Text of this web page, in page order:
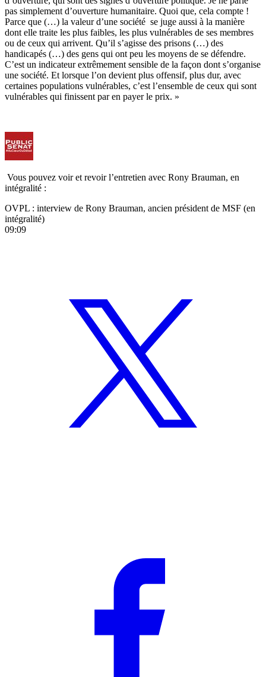
pas simplement d’ouverture humanitaire. Quoi que, cela compte !
Parce que (…) la valeur d’une société se juge aussi à la manière
dont elle traite les plus faibles, les plus vulnérables de ses membres
ou de ceux qui arrivent. Qu’il s’agisse des prisons (…) des
handicapés (…) des gens qui ont peu les moyens de se défendre.
C’est un indicateur extrêmement sensible de la façon dont s’organise
une société. Et lorsque l’on devient plus offensif, plus dur, avec
certaines populations vulnérables, c’est l’ensemble de ceux qui sont
vulnérables qui finissent par en payer le prix. »
Vous pouvez voir et revoir l’entretien avec Rony Brauman, en
intégralité :
OVPL : interview de Rony Brauman, ancien président de MSF (en
intégralité)
09:09